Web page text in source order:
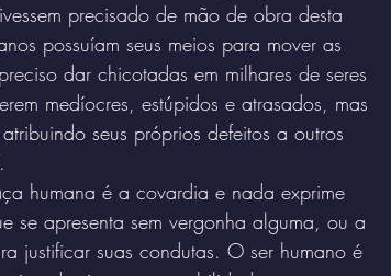
precisado de mão de obra desta
possuíam seus meios para mover as
dar chicotadas em milhares de seres
medíocres, estúpidos e atrasados, mas
seus próprios defeitos a outros
humana é a covardia e nada exprime
se apresenta sem vergonha alguma, ou a
justificar suas condutas. O ser humano é